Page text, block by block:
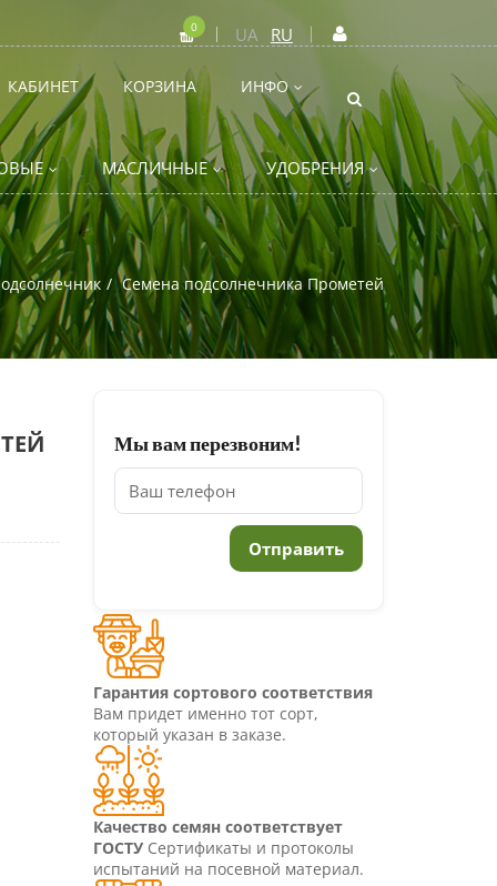
UA RU
0
КАБИНЕТ КОРЗИНА ИНФО
МАСЛИЧНЫЕ УДОБРЕНИЯ
Семена подсолнечника Прометей
Мы вам перезвоним!
Гарантия сортового соответствия
Вам придет именно тот сорт,
который указан в заказе.
Качество семян соответствует
ГОСТУСертификаты и протоколы
испытаний на посевной материал.